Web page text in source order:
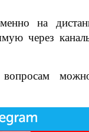
на
через